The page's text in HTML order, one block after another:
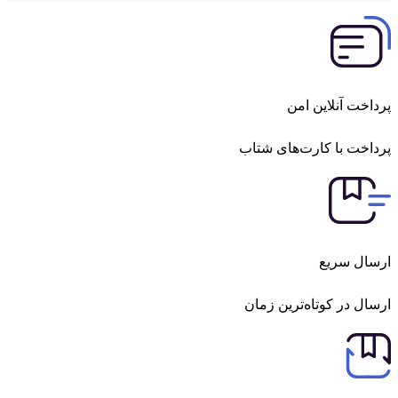
آنلاین امن
با کارت‌های شتاب
سریع
در کوتاه‌ترین زمان